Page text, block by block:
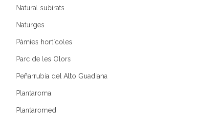
Natural subirats
Naturges
Pàmies hortícoles
Parc de les Olors
Peñarrubia del Alto Guadiana
Plantaroma
Plantaromed